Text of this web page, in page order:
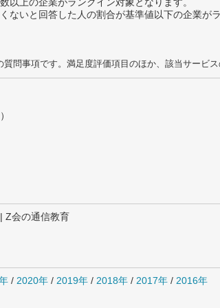
いと回答した人の割合が基準値以下の企業が
問事項です。満足度評価項目のほか、該当サービ
Z会の通信教育
/ 2020年 / 2019年 / 2018年 / 2017年 / 2016年